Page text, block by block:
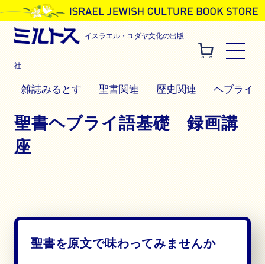
イスラエル・ユダヤ文化の出版
社
雑誌みるとす 聖書関連 歴史関連 ヘブライ
聖書ヘブライ語基礎 録画講
座
聖書を原文で味わってみませんか